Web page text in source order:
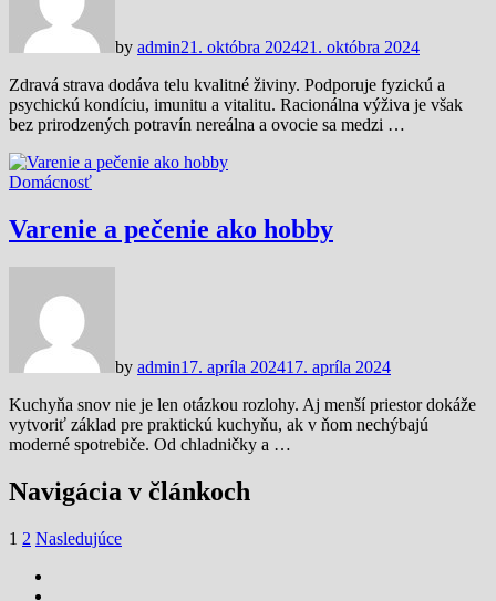
by admin21. októbra 202421. októbra 2024
Zdravá strava dodáva telu kvalitné živiny. Podporuje fyzickú a
psychickú kondíciu, imunitu a vitalitu. Racionálna výživa je však
bez prirodzených potravín nereálna a ovocie sa medzi …
Domácnosť
Varenie a pečenie ako hobby
by admin17. apríla 202417. apríla 2024
Kuchyňa snov nie je len otázkou rozlohy. Aj menší priestor dokáže
vytvoriť základ pre praktickú kuchyňu, ak v ňom nechýbajú
moderné spotrebiče. Od chladničky a …
Navigácia v článkoch
1 2 Nasledujúce